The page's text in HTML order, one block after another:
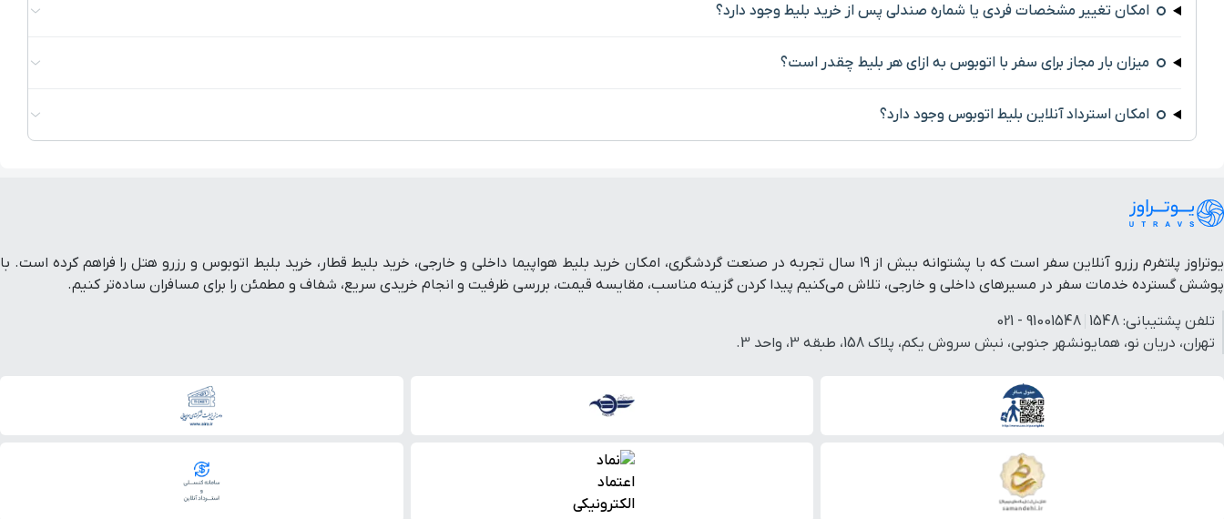
امکان تغییر مشخصات فردی یا شماره صندلی پس از خرید بلیط وجود دارد؟
میزان بار مجاز برای سفر با اتوبوس به ازای هر بلیط چقدر است؟
امکان استرداد آنلاین بلیط اتوبوس وجود دارد؟
یوتراوز پلتفرم رزرو آنلاین سفر است که با پشتوانه بیش از ۱۹ سال تجربه در صنعت گردشگری، امکان خرید بلیط هواپیما داخلی و خارجی، خرید بلیط قطار، خرید بلیط اتوبوس و رزرو هتل را فراهم کرده است. با
پوشش گسترده خدمات سفر در مسیرهای داخلی و خارجی، تلاش می‌کنیم پیدا کردن گزینه مناسب، مقایسه قیمت، بررسی ظرفیت و انجام خریدی سریع، شفاف و مطمئن را برای مسافران ساده‌تر کنیم.
تلفن پشتیبانی: 1548
91001548 - 021
تهران، دریان نو، همایونشهر جنوبی، نبش سروش یکم، پلاک 158، طبقه 3، واحد 3.